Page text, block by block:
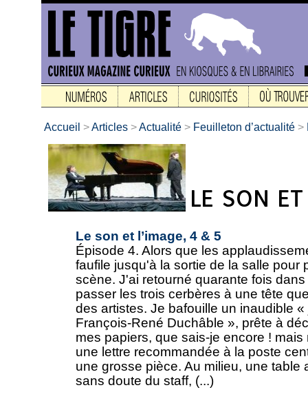
Accueil >Articles >Actualité > Feuilleton d’actualité >
Le son et l’image, 4 & 5
Épisode 4. Alors que les
faufile jusqu'à la sortie de la salle pour
scène. J'ai retourné quarante fois
passer les trois cerbères à une tête
des artistes. Je bafouille un inaudible
François-René Duchâble », prête à
mes papiers, que sais-je encore !
une lettre recommandée à la poste
une grosse pièce. Au milieu, une table
sans doute du staff, (...)